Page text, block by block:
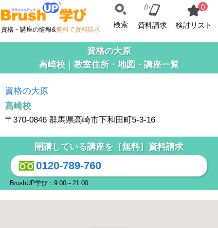
資格・講座の情報&無料で資料請求
検索 資料請求
0
検討リスト
資格の大原
高崎校｜教室住所・地図・講座一覧
資格の大原
高崎校
〒370-0846 群馬県高崎市下和田町5-3-16
開講している講座を［無料］資料請求
0120-789-760
BrushUP学び：9:00～21:00